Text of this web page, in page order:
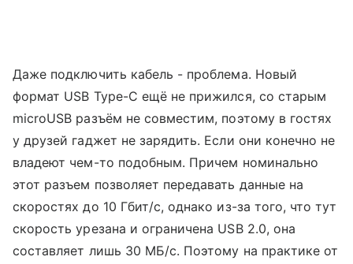
Даже подключить кабель - проблема. Новый
формат USB Type-C ещё не прижился, со старым
microUSB разъём не совместим, поэтому в гостях
у друзей гаджет не зарядить. Если они конечно не
владеют чем-то подобным. Причем номинально
этот разъем позволяет передавать данные на
скоростях до 10 Гбит/с, однако из-за того, что тут
скорость урезана и ограничена USB 2.0, она
составляет лишь 30 МБ/с. Поэтому на практике от